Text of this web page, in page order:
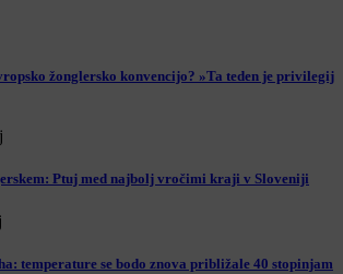
žonglersko konvencijo? »Ta teden je privilegij
Ptuj med najbolj vročimi kraji v Sloveniji
temperature se bodo znova približale 40 stopinjam